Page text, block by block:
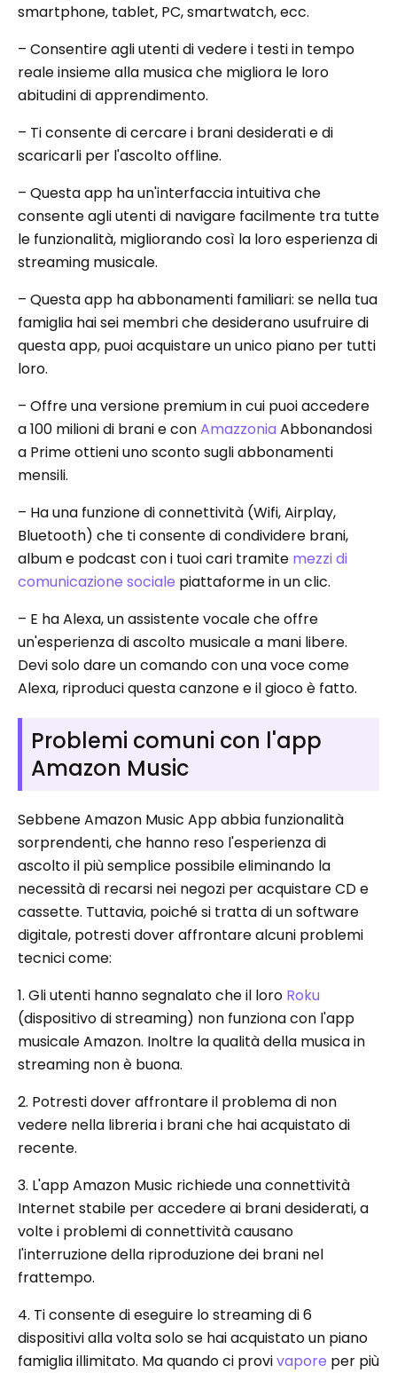
smartphone, tablet, PC, smartwatch, ecc.
– Consentire agli utenti di vedere i testi in tempo
reale insieme alla musica che migliora le loro
abitudini di apprendimento.
– Ti consente di cercare i brani desiderati e di
scaricarli per l'ascolto offline.
– Questa app ha un'interfaccia intuitiva che
consente agli utenti di navigare facilmente tra tutte
le funzionalità, migliorando così la loro esperienza di
streaming musicale.
– Questa app ha abbonamenti familiari: se nella tua
famiglia hai sei membri che desiderano usufruire di
questa app, puoi acquistare un unico piano per tutti
loro.
– Offre una versione premium in cui puoi accedere
a 100 milioni di brani e conAmazzonia Abbonandosi
a Prime ottieni uno sconto sugli abbonamenti
mensili.
– Ha una funzione di connettività (Wifi, Airplay,
Bluetooth) che ti consente di condividere brani,
album e podcast con i tuoi cari tramite mezzi di
comunicazione sociale piattaforme in un clic.
– E ha Alexa, un assistente vocale che offre
un'esperienza di ascolto musicale a mani libere.
Devi solo dare un comando con una voce come
Alexa, riproduci questa canzone e il gioco è fatto.
Problemi comuni con l'app
Amazon Music
Sebbene Amazon Music App abbia funzionalità
sorprendenti, che hanno reso l'esperienza di
ascolto il più semplice possibile eliminando la
necessità di recarsi nei negozi per acquistare CD e
cassette. Tuttavia, poiché si tratta di un software
digitale, potresti dover affrontare alcuni problemi
tecnici come:
1. Gli utenti hanno segnalato che il loro Roku
(dispositivo di streaming) non funziona con l'app
musicale Amazon. Inoltre la qualità della musica in
streaming non è buona.
2. Potresti dover affrontare il problema di non
vedere nella libreria i brani che hai acquistato di
recente.
3. L'app Amazon Music richiede una connettività
Internet stabile per accedere ai brani desiderati, a
volte i problemi di connettività causano
l'interruzione della riproduzione dei brani nel
frattempo.
4. Ti consente di eseguire lo streaming di 6
dispositivi alla volta solo se hai acquistato un piano
famiglia illimitato. Ma quando ci provivapore per più